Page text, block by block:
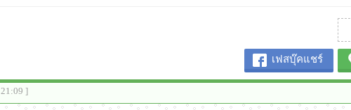
เฟสบุ๊คแชร์
]